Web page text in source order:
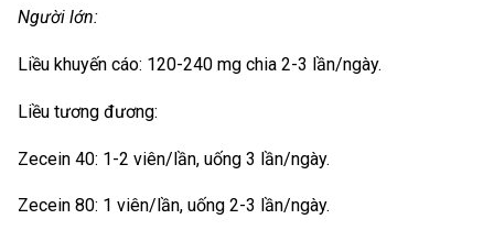
Người lớn:
Liều khuyến cáo: 120-240 mg chia 2-3 lần/ngày.
Liều tương đương:
Zecein 40: 1-2 viên/lần, uống 3 lần/ngày.
Zecein 80: 1 viên/lần, uống 2-3 lần/ngày.